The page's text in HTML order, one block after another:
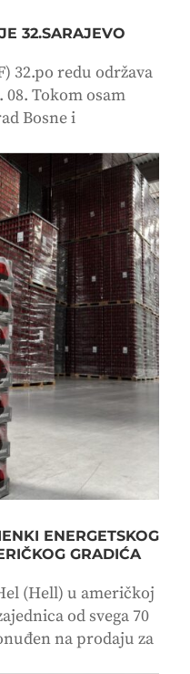
32.SARAJEVO
32.po redu održava
08. Tokom osam
Bosne i
ENERGETSKOG
GRADIĆA
(Hell) u američkoj
od svega 70
na prodaju za